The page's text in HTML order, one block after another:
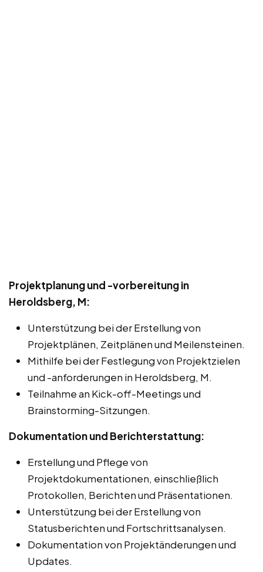
Projektplanung und -vorbereitung in
Heroldsberg, M:
Unterstützung bei der Erstellung von
Projektplänen, Zeitplänen und Meilensteinen.
Mithilfe bei der Festlegung von Projektzielen
und -anforderungen in Heroldsberg, M.
Teilnahme an Kick-off-Meetings und
Brainstorming-Sitzungen.
Dokumentation und Berichterstattung:
Erstellung und Pflege von
Projektdokumentationen, einschließlich
Protokollen, Berichten und Präsentationen.
Unterstützung bei der Erstellung von
Statusberichten und Fortschrittsanalysen.
Dokumentation von Projektänderungen und
Updates.